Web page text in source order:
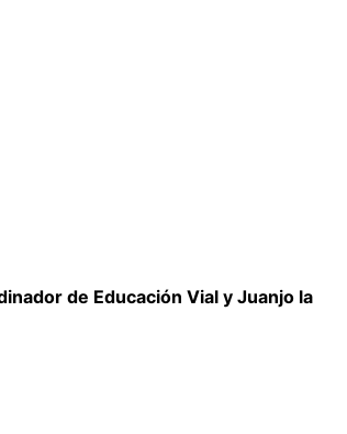
de Educación Vial y Juanjo la